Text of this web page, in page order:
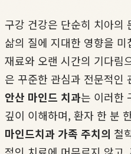
구강 건강은 단순히 치아의
삶의 질에 지대한 영향을
재료와 오랜 시간의 기다림
은 꾸준한 관심과 전문적인
안산 마인드 치과는 이러한
깊이 이해하며, 환자 한 분
마인드치과 가족 주치의 철